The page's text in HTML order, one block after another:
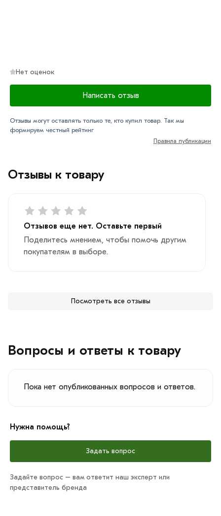
Отзывы к товару
Отзывов еще нет. Оставьте первый
Поделитесь мнением, чтобы помочь другим
покупателям в выборе.
Посмотреть все отзывы
Нет оценок
Написать отзыв
Отзывы могут оставлять только те, кто купил товар. Так мы
формируем честный рейтинг
Правила публикации
Вопросы и ответы к товару
Пока нет опубликованных вопросов и ответов.
Нужна помощь?
Задать вопрос
Задайте вопрос – вам ответит наш эксперт или
представитель бренда